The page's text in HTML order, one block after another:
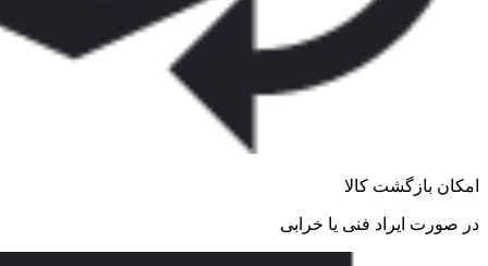
امکان بازگشت کالا
در صورت ایراد فنی یا خرابی